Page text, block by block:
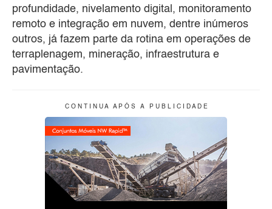
profundidade, nivelamento digital, monitoramento
remoto e integração em nuvem, dentre inúmeros
outros, já fazem parte da rotina em operações de
terraplenagem, mineração, infraestrutura e
pavimentação.
C O N T I N U A A P Ó S A P U B L I C I D A D E